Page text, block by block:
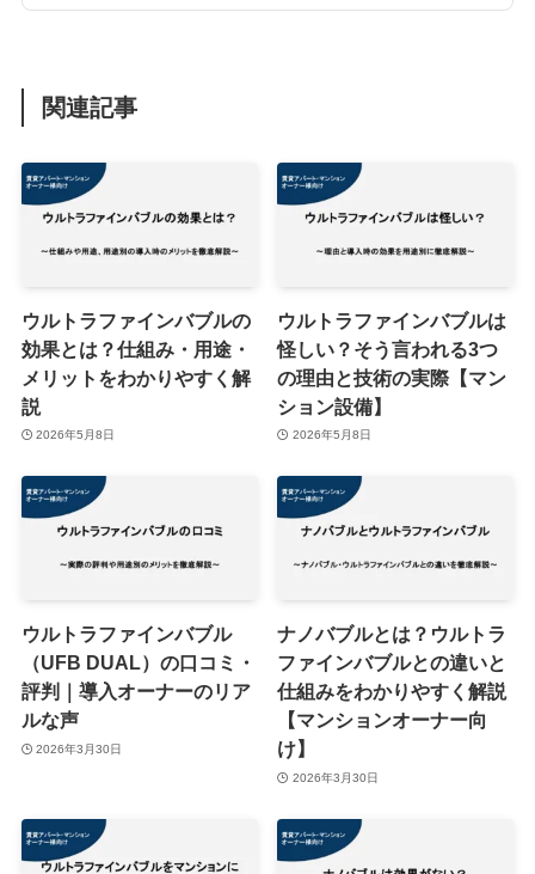
関連記事
ウルトラファインバブルの
効果とは？仕組み・用途・
メリットをわかりやすく解
説
2026年5月8日
ウルトラファインバブルは
怪しい？そう言われる3つ
の理由と技術の実際【マン
ション設備】
2026年5月8日
ウルトラファインバブル
（UFB DUAL）の口コミ・
評判｜導入オーナーのリア
ルな声
2026年3月30日
ナノバブルとは？ウルトラ
ファインバブルとの違いと
仕組みをわかりやすく解説
【マンションオーナー向
け】
2026年3月30日